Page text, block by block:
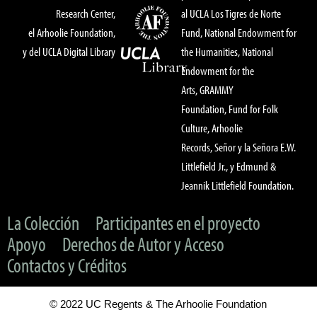
Research Center,
el Arhoolie Foundation,
y del UCLA Digital Library
al UCLA Los Tigres de Norte
Fund, National Endowment for
the Humanities, National
Endowment for the
Arts, GRAMMY
Foundation, Fund for Folk
Culture, Arhoolie
Records, Señor y la Señora E.W.
Littlefield Jr., y Edmund &
Jeannik Littlefield Foundation.
La Colección
Participantes en el proyecto
Apoyo
Derechos de Autor y Acceso
Contactos y Créditos
© 2022 UC Regents & The Arhoolie Foundation